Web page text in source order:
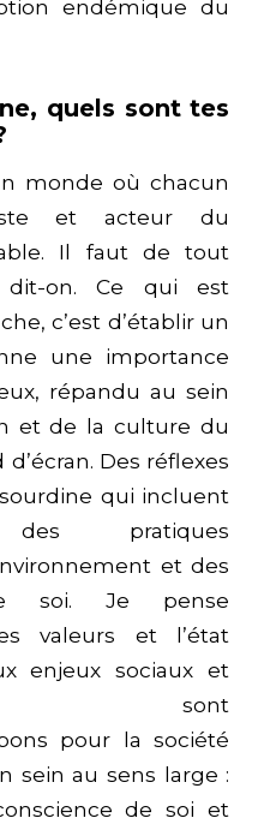
endémique du
quels sont tes
monde où chacun
et acteur du
Il faut de tout
on. Ce qui est
c’est d’établir un
une importance
répandu au sein
et de la culture du
Des réflexes
qui incluent
des pratiques
et des
soi. Je pense
valeurs et l’état
enjeux sociaux et
sont
pour la société
sein au sens large :
de soi et